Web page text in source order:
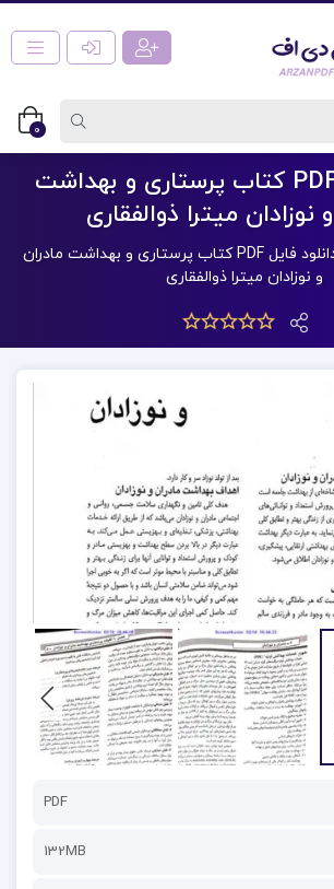
0
دانلود فایل PDF کتاب پرستاری و بهداشت
نوزادان میترا ذوالفقاری
دانلود فایل PDF کتاب پرستاری و بهداشت مادران
و نوزادان میترا ذوالفقاری
PDF
132MB